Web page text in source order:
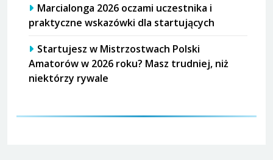
Marcialonga 2026 oczami uczestnika i
praktyczne wskazówki dla startujących
Startujesz w Mistrzostwach Polski
Amatorów w 2026 roku? Masz trudniej, niż
niektórzy rywale